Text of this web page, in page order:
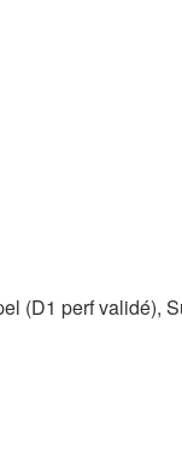
(D1 perf validé),